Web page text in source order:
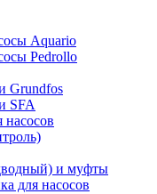
Aquario
Pedrollo
Grundfos
SFA
и муфты
для насосов